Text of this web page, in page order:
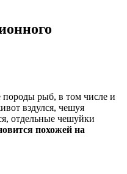
породы рыб, в том числе и
вздулся, чешуя
отдельные чешуйки
похожей на